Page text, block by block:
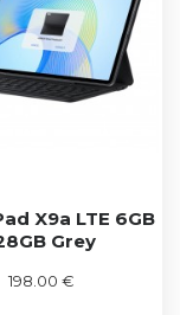
X9a LTE 6GB
Grey
198.00 €